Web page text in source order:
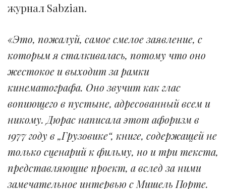
журнал Sabzian.
«Это, пожалуй, самое смелое заявление, с
которым я сталкивалась, потому что оно
жестокое и выходит за рамки
кинематографа. Оно звучит как глас
вопиющего в пустыне, адресованный всем и
никому. Дюрас написала этот афоризм в
1977 году в „Грузовике“, книге, содержащей не
только сценарий к фильму, но и три текста,
представляющие проект, а вслед за ними
замечательное интервью с Мишель Порте.